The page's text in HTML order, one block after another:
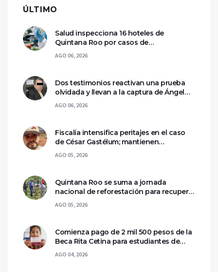
ÚLTIMO
Salud inspecciona 16 hoteles de
Quintana Roo por casos de
ciclosporiasis
AGO 06, 2026
Dos testimonios reactivan una prueba
olvidada y llevan a la captura de Ángel
Aguirre
AGO 06, 2026
Fiscalía intensifica peritajes en el caso
de César Gastélum; mantienen
asegurada la escena del crimen
AGO 05, 2026
Quintana Roo se suma a jornada
nacional de reforestación para recuperar
ecosistemas del sur
AGO 05, 2026
Comienza pago de 2 mil 500 pesos de la
Beca Rita Cetina para estudiantes de
primaria
AGO 04, 2026